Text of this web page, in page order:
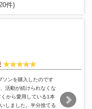
件)
ソンを購入したのです
活動が続けられなくな
から愛用している1本
しました。半分捨てる